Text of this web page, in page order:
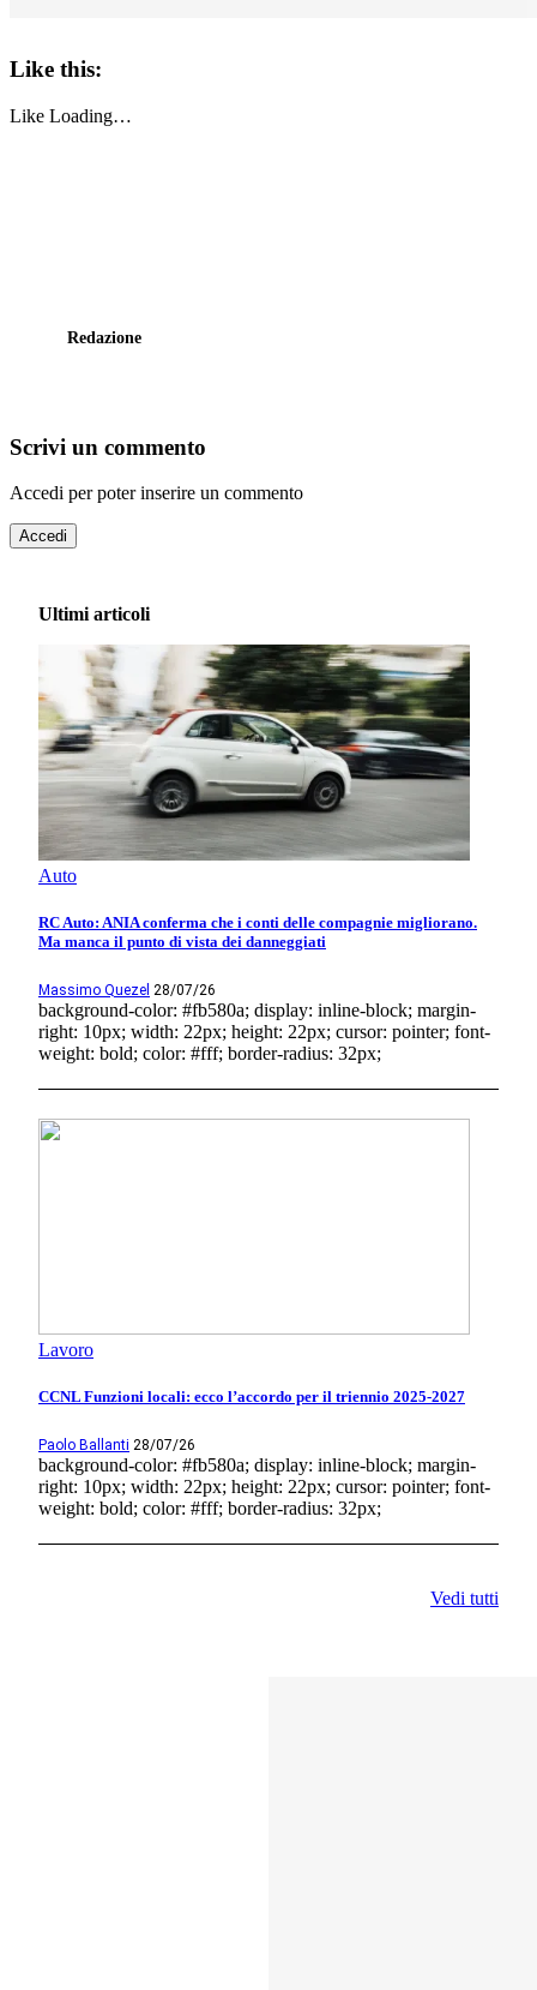
Like this:
Like Loading…
Redazione
Scrivi un commento
Accedi per poter inserire un commento
Accedi
Ultimi articoli
Auto
RC Auto: ANIA conferma che i conti delle compagnie migliorano.
Ma manca il punto di vista dei danneggiati
Massimo Quezel 28/07/26
background-color: #fb580a; display: inline-block; margin-
right: 10px; width: 22px; height: 22px; cursor: pointer; font-
weight: bold; color: #fff; border-radius: 32px;
Lavoro
CCNL Funzioni locali: ecco l’accordo per il triennio 2025-2027
Paolo Ballanti 28/07/26
background-color: #fb580a; display: inline-block; margin-
right: 10px; width: 22px; height: 22px; cursor: pointer; font-
weight: bold; color: #fff; border-radius: 32px;
Vedi tutti